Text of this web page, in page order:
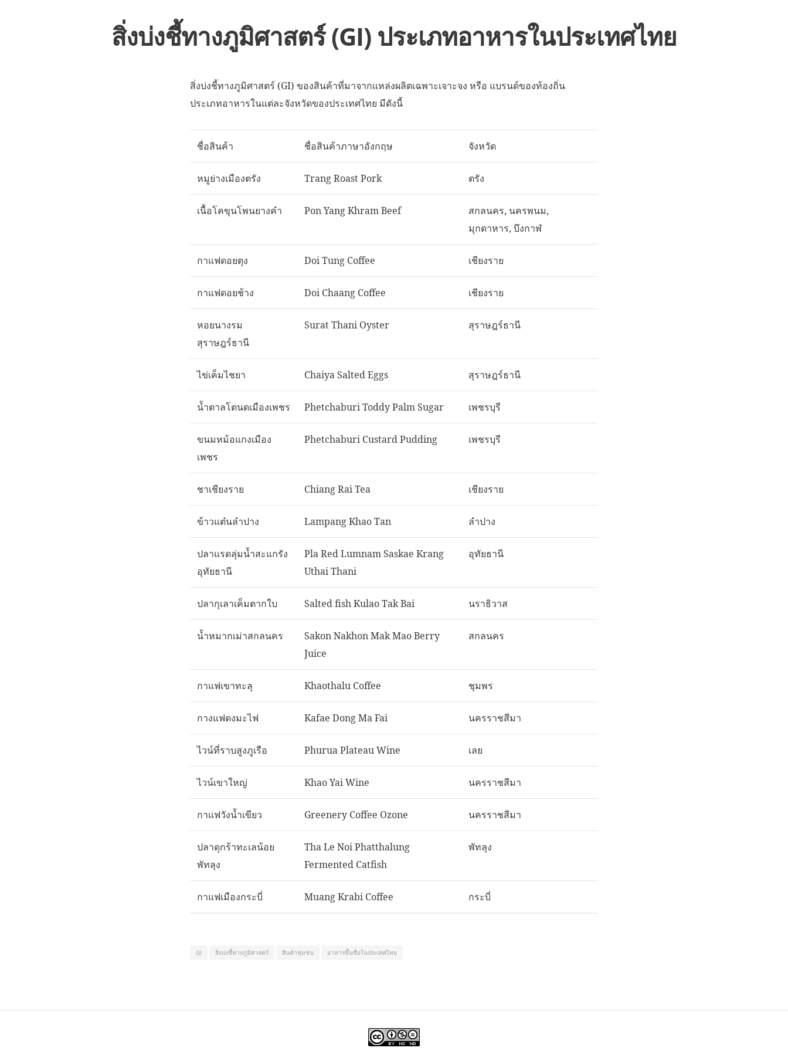
สิ่งบ่งชี้ทางภูมิศาสตร์ (GI) ประเภทอาหารในประเทศไทย
สิ่งบ่งชี้ทางภูมิศาสตร์ (GI) ของสินค้าที่มาจากแหล่งผลิตเฉพาะเจาะจง หรือ แบรนด์ของท้องถิ่น
ประเภทอาหารในแต่ละจังหวัดของประเทศไทย มีดังนี้
ชื่อสินค้า ชื่อสินค้าภาษาอังกฤษ จังหวัด
หมูย่างเมืองตรัง Trang Roast Pork ตรัง
เนื้อโคขุนโพนยางคำ Pon Yang Khram Beef
สกลนคร, นครพนม,
มุกดาหาร, บึงกาฬ
กาแฟดอยตุง Doi Tung Coffee เชียงราย
กาแฟดอยช้าง Doi Chaang Coffee เชียงราย
หอยนางรม
สุราษฎร์ธานี
Surat Thani Oyster สุราษฎร์ธานี
ไข่เค็มไชยา Chaiya Salted Eggs สุราษฎร์ธานี
น้ำตาลโตนดเมืองเพชร Phetchaburi Toddy Palm Sugar เพชรบุรี
ขนมหม้อแกงเมือง
เพชร
Phetchaburi Custard Pudding เพชรบุรี
ชาเชียงราย Chiang Rai Tea เชียงราย
ข้าวแต๋นลำปาง Lampang Khao Tan ลำปาง
ปลาแรดลุ่มน้ำสะแกรัง
อุทัยธานี
Pla Red Lumnam Saskae Krang
Uthai Thani
อุทัยธานี
ปลากุเลาเค็มตากใบ Salted fish Kulao Tak Bai นราธิวาส
น้ำหมากเม่าสกลนคร
Sakon Nakhon Mak Mao Berry
Juice
สกลนคร
กาแฟเขาทะลุ Khaothalu Coffee ชุมพร
กางแฟดงมะไฟ Kafae Dong Ma Fai นครราชสีมา
ไวน์ที่ราบสูงภูเรือ Phurua Plateau Wine เลย
ไวน์เขาใหญ่ Khao Yai Wine นครราชสีมา
กาแฟวังน้ำเขียว Greenery Coffee Ozone นครราชสีมา
ปลาดุกร้าทะเลน้อย
พัทลุง
Tha Le Noi Phatthalung
Fermented Catfish
พัทลุง
กาแฟเมืองกระบี่ Muang Krabi Coffee กระบี่
GI สิ่งบ่งชี้ทางภูมิศาสตร์ สินค้าชุมชน อาหารขึ้นชื่อในประเทศไทย